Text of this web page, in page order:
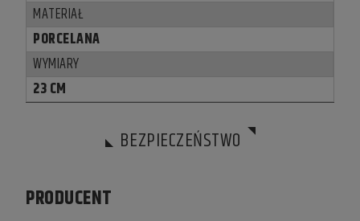
MATERIAŁ
PORCELANA
WYMIARY
23 CM
BEZPIECZEŃSTWO
PRODUCENT